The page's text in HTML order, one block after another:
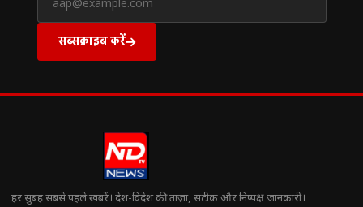
सब्सक्राइब करें
हर सुबह सबसे पहले खबरें। देश-विदेश की ताज़ा, सटीक और निष्पक्ष जानकारी।